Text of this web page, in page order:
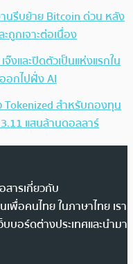
นรีบย้าย Bitcoin ด่วน หลัง
ถูกเจาะต่อเนื่อง
งและปิดตัวเป็นแห่งแรกใน
อกไปฝั่ง AI
Tokenized สำหรับกองทุน
แสนล้านดอลลาร์
สารเกี่ยวกับ
พื่อคนไทย ในภาษาไทย เรา
บอร์ดต่างประเทศและนำมา